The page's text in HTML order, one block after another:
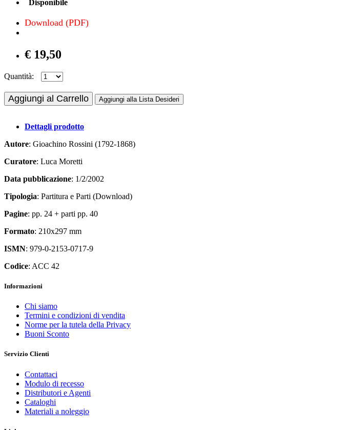
Disponibile
Download (PDF)
€ 19,50
Quantità:
Aggiungi al Carrello Aggiungi alla Lista Desideri
Dettagli prodotto
Autore: Gioachino Rossini (1792-1868)
Curatore: Luca Moretti
Data pubblicazione: 1/2/2002
Tipologia: Partitura e Parti (Download)
Pagine: pp. 24 + parti pp. 40
Formato: 210x297 mm
ISMN: 979-0-2153-0717-9
Codice: ACC 42
Informazioni
Chi siamo
Termini e condizioni di vendita
Norme per la tutela della Privacy
Buoni Sconto
Servizio Clienti
Contattaci
Modulo di recesso
Distributori e Agenti
Cataloghi
Materiali a noleggio